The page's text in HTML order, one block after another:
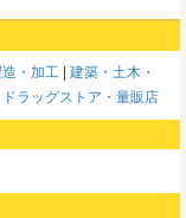
・加工
建築・土木・
ドラッグストア・量販店